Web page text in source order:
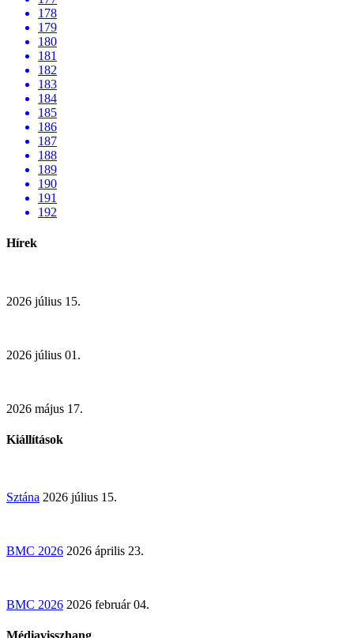
178
179
180
181
182
183
184
185
186
187
188
189
190
191
192
Hírek
2026 július 15.
2026 július 01.
2026 május 17.
Kiállítások
Sztána 2026 július 15.
BMC 2026 2026 április 23.
BMC 2026 2026 február 04.